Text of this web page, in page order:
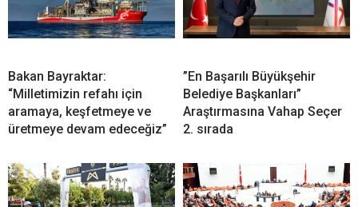
Bakan Bayraktar:
“Milletimizin refahı için
aramaya, keşfetmeye ve
üretmeye devam edeceğiz”
”En Başarılı Büyükşehir
Belediye Başkanları”
Araştırmasına Vahap Seçer
2. sırada